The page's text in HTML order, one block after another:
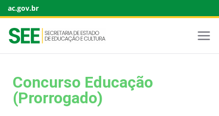
ac.gov.br
Concurso Educação
(Prorrogado)